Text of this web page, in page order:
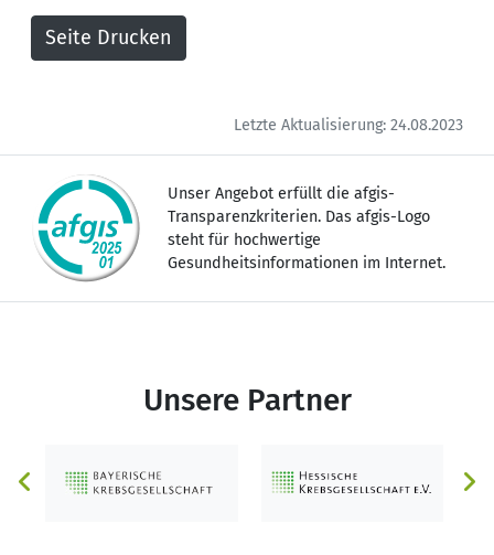
es gibt.
Gerne helfen wir auch Ihnen!
Ihr Team von next level in Schweinfurt
Letzte Aktualisierung: 24.08.2023
Unser Angebot erfüllt die afgis-
Transparenzkriterien. Das afgis-Logo
steht für hochwertige
Gesundheitsinformationen im Internet.
Unsere Partner